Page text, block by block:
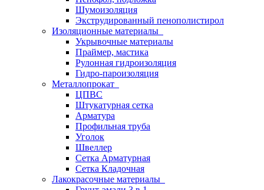
Шумоизоляция
Экструдированный пенополистирол
Изоляционные материалы
Укрывочные материалы
Праймер, мастика
Рулонная гидроизоляция
Гидро-пароизоляция
Металлопрокат
ЦПВС
Штукатурная сетка
Арматура
Профильная труба
Уголок
Швеллер
Сетка Арматурная
Сетка Кладочная
Лакокрасочные материалы